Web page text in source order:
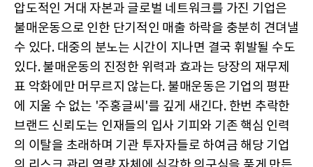
압도적인 거대 자본과 글로벌 네트워크를 가진 기업은
불매운동으로 인한 단기적인 매출 하락을 충분히 견뎌낼
수 있다. 대중의 분노는 시간이 지나면 결국 휘발될 수도
있다. 불매운동의 진정한 위력과 효과는 당장의 재무제
표 악화에만 머무르지 않는다. 불매운동은 기업의 평판
에 지울 수 없는 '주홍글씨'를 깊게 새긴다. 한번 추락한
브랜드 신뢰도는 인재들의 입사 기피와 기존 핵심 인력
의 이탈을 초래하며 기관 투자자들로 하여금 해당 기업